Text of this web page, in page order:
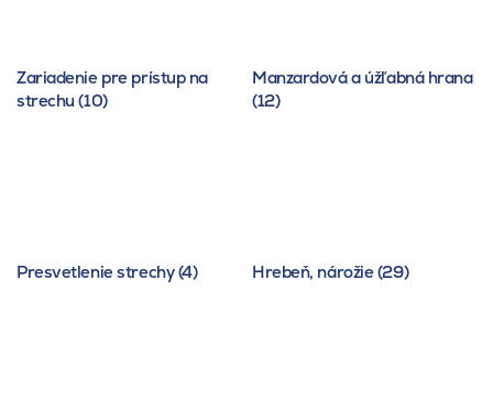
Zariadenie pre prístup na
strechu (10)
Manzardová a úžľabná hrana
(12)
Presvetlenie strechy (4) Hrebeň, nárožie (29)